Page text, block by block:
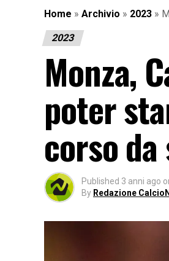
Home » Archivio » 2023 »
2023
Monza,
poter
corso
Published 3 anni ago
By Redazione